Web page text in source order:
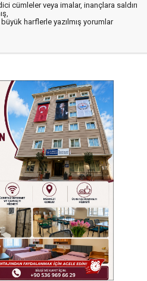
cümleler veya imalar, inançlara saldırı
harflerle yazılmış yorumlar